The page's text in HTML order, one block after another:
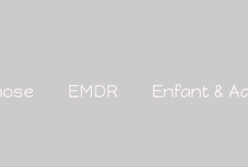
EMDR Enfant &